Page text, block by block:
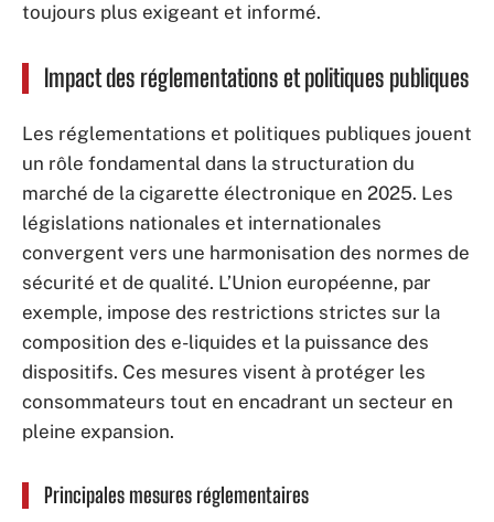
toujours plus exigeant et informé.
Impact des réglementations et politiques publiques
Les réglementations et politiques publiques jouent
un rôle fondamental dans la structuration du
marché de la cigarette électronique en 2025. Les
législations nationales et internationales
convergent vers une harmonisation des normes de
sécurité et de qualité. L’Union européenne, par
exemple, impose des restrictions strictes sur la
composition des e-liquides et la puissance des
dispositifs. Ces mesures visent à protéger les
consommateurs tout en encadrant un secteur en
pleine expansion.
Principales mesures réglementaires